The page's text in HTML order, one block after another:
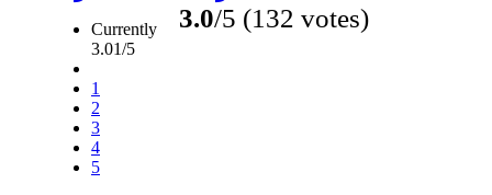
Currently
3.01/5
1
2
3
4
5
3.0/5 (132 votes)